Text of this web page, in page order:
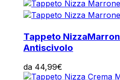
Tappeto Nizza
Antiscivolo
da 44,99€